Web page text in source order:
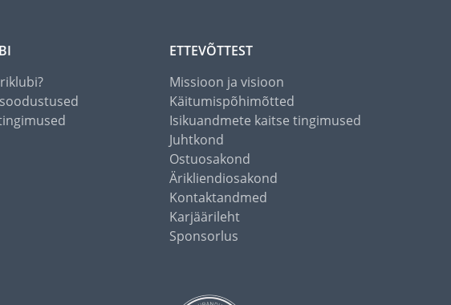
ETTEVÕTTEST
Missioon ja visioon
Käitumispõhimõtted
Isikuandmete kaitse tingimused
Juhtkond
Ostuosakond
Ärikliendiosakond
Kontaktandmed
Karjäärileht
Sponsorlus